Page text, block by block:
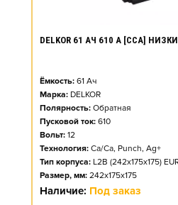
DELKOR 61 АЧ 610 А [CCA]
Ёмкость: 61 Ач
Марка: DELKOR
Полярность: Обратная
Пусковой ток: 610
Вольт: 12
Технология: Ca/Ca, Punch, Ag+
Тип корпуса: L2B (242x175x175)
Размер, мм: 242x175x175
Наличие: Под заказ